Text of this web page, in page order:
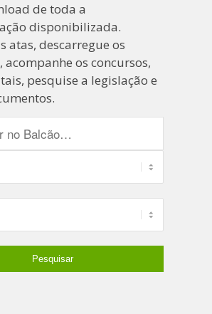
de toda a
disponibilizada.
atas, descarregue os
acompanhe os concursos,
pesquise a legislação e